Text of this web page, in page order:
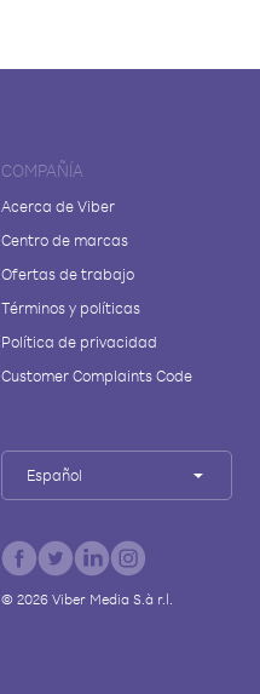
COMPAÑÍA
Acerca de Viber
Centro de marcas
Ofertas de trabajo
Términos y políticas
Política de privacidad
Customer Complaints Code
Español
© 2026Viber Media S.à r.l.